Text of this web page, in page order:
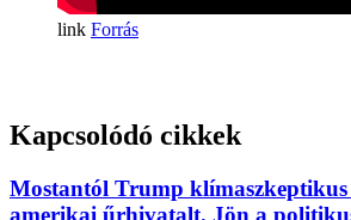
Forrás
Kapcsolódó cikkek
Mostantól Trump klímaszkeptikus
amerikai űrhivatalt. Jön a